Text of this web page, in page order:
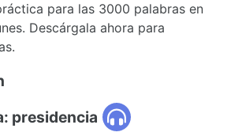
para las 3000 palabras en
Descárgala ahora para
presidencia